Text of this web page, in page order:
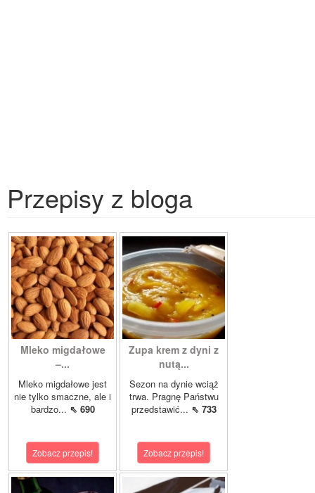
Przepisy z bloga
Mleko migdałowe
–...
Mleko migdałowe jest
nie tylko smaczne, ale i
bardzo... ⇖ 690
Zobacz przepis!
Zupa krem z dyni z
nutą...
Sezon na dynie wciąż
trwa. Pragnę Państwu
przedstawić... ⇖ 733
Zobacz przepis!